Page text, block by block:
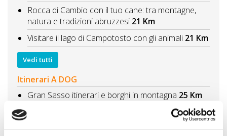
Rocca di Cambio con il tuo cane: tra montagne,
natura e tradizioni abruzzesi 21 Km
Visitare il lago di Campotosto con gli animali 21 Km
Vedi tutti
Itinerari A DOG
Gran Sasso itinerari e borghi in montagna 25 Km
Passeggiate in provincia di Rieti con il cane tra
33 Km